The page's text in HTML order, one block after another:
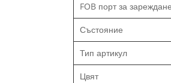
FOB порт за зареждане
Състояние
Тип артикул
Цвят